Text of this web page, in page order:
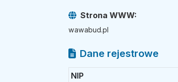
Strona WWW:
wawabud.pl
Dane rejestrowe
NIP